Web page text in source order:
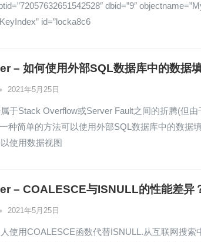
dbid=”9″
id=”locka8c6
– 如何使用外部SQL数据库中的数据
• 2021年5月25日
于Stack Overflow或Server Fault之间的折腾(但
种简单的方法可以使用外部SQL数据库中的数据
使用数据视图
– COALESCE与ISNULL的性能差异
• 2021年5月25日
使用COALESCE函数代替ISNULL.从互联网搜